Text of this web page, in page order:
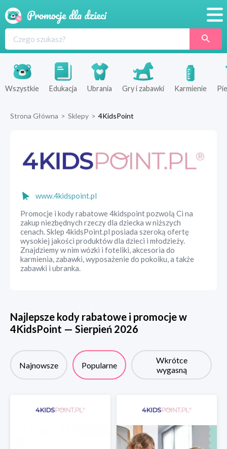
Produkty
Sklepy
Wszystkie Edukacja Ubrania Gry i zabawki Karmienie
Strona Główna > Sklepy > 4KidsPoint
www.4kidspoint.pl
Promocje i kody rabatowe 4kidspoint pozwolą Ci na
zakup niezbędnych rzeczy dla dziecka w niższych
cenach. Sklep 4kidsPoint.pl posiada szeroką ofertę
wysokiej jakości produktów dla dzieci i młodzieży.
Znajdziemy w nim wózki i foteliki, akcesoria do
karmienia, zabawki, wyposażenie do pokoiku, a także
zabawki i ubranka.
Najlepsze kody rabatowe i promocje w
4KidsPoint — Sierpień 2026
Najnowsze Popularne
Wkrótce
wygasną